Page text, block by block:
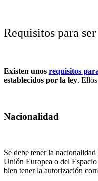
Requisitos para
Existen unos requisitos
establecidos por la ley.
Nacionalidad
Se debe tener la
Unión Europea o del
bien tener la autorización